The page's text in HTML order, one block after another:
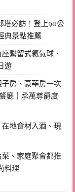
塔必訪！登上90公
典景點推薦
繫留式氦氣球、
遊
房、豪華房一次
廳｜承萬尊爵度
地食材入酒、現
、家庭聚會都推
料理